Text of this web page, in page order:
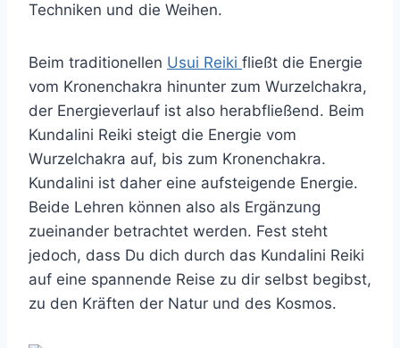
Techniken und die Weihen.
Beim traditionellen Usui Reiki fließt die Energie
vom Kronenchakra hinunter zum Wurzelchakra,
der Energieverlauf ist also herabfließend. Beim
Kundalini Reiki steigt die Energie vom
Wurzelchakra auf, bis zum Kronenchakra.
Kundalini ist daher eine aufsteigende Energie.
Beide Lehren können also als Ergänzung
zueinander betrachtet werden. Fest steht
jedoch, dass Du dich durch das Kundalini Reiki
auf eine spannende Reise zu dir selbst begibst,
zu den Kräften der Natur und des Kosmos.